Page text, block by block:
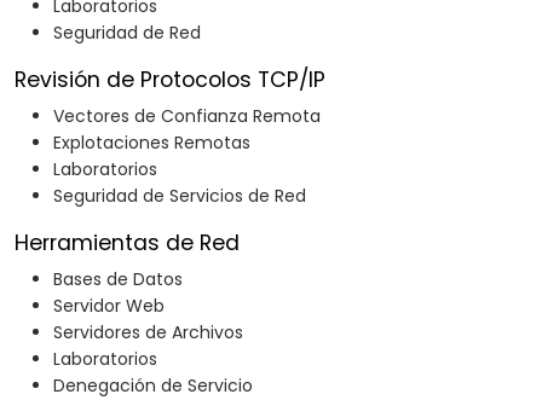
Laboratorios
Seguridad de Red
Revisión de Protocolos TCP/IP
Vectores de Confianza Remota
Explotaciones Remotas
Laboratorios
Seguridad de Servicios de Red
Herramientas de Red
Bases de Datos
Servidor Web
Servidores de Archivos
Laboratorios
Denegación de Servicio